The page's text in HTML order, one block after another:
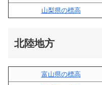
山梨県の標高
北陸地方
富山県の標高